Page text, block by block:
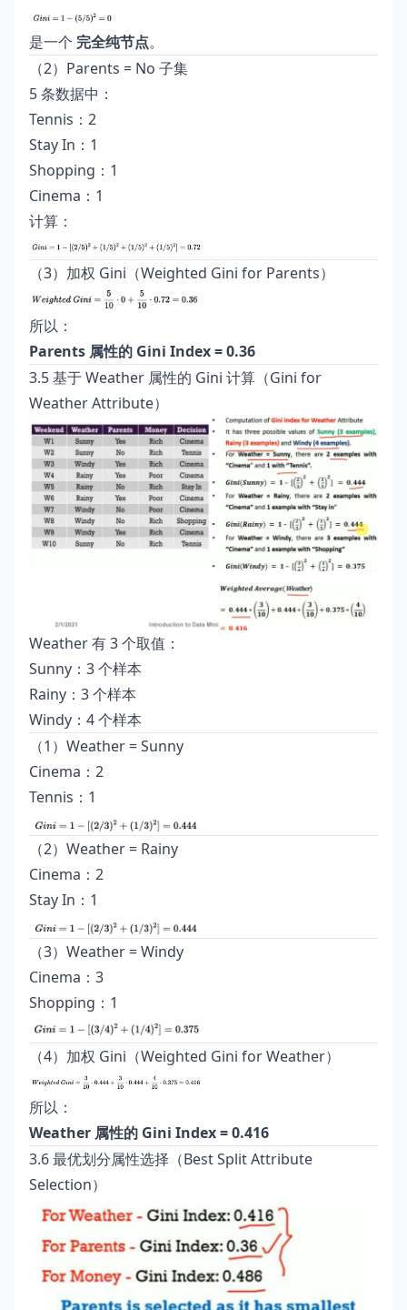
是一个 完全纯节点。
（2）Parents = No 子集
5 条数据中：
Tennis：2
Stay In：1
Shopping：1
Cinema：1
计算：
（3）加权 Gini（Weighted Gini for Parents）
所以：
Parents 属性的 Gini Index = 0.36
3.5 基于 Weather 属性的 Gini 计算（Gini for
Weather Attribute）
Weather 有 3 个取值：
Sunny：3 个样本
Rainy：3 个样本
Windy：4 个样本
（1）Weather = Sunny
Cinema：2
Tennis：1
（2）Weather = Rainy
Cinema：2
Stay In：1
（3）Weather = Windy
Cinema：3
Shopping：1
（4）加权 Gini（Weighted Gini for Weather）
所以：
Weather 属性的 Gini Index = 0.416
3.6 最优划分属性选择（Best Split Attribute
Selection）